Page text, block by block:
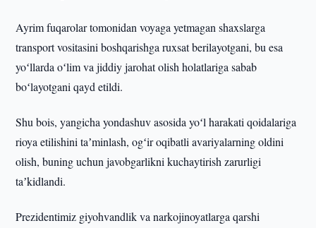
Ayrim fuqarolar tomonidan voyaga yetmagan shaxslarga
transport vositasini boshqarishga ruxsat berilayotgani, bu esa
yoʻllarda oʻlim va jiddiy jarohat olish holatlariga sabab
boʻlayotgani qayd etildi.
Shu bois, yangicha yondashuv asosida yoʻl harakati qoidalariga
rioya etilishini taʼminlash, ogʻir oqibatli avariyalarning oldini
olish, buning uchun javobgarlikni kuchaytirish zarurligi
taʼkidlandi.
Prezidentimiz giyohvandlik va narkojinoyatlarga qarshi